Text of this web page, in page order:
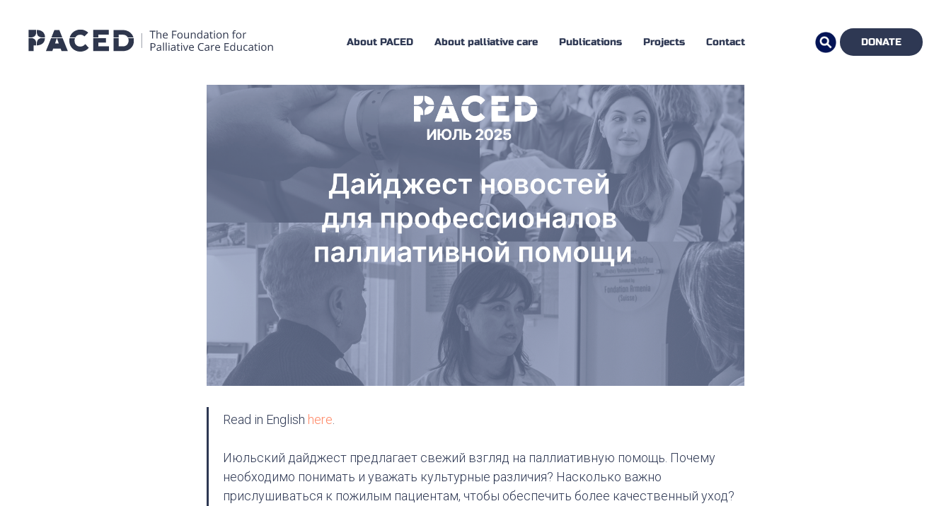
About PACED About palliative care Publications Projects Contact DONATE
Read in English here
Июльский дайджест предлагает свежий взгляд на паллиативную помощь. Почему
необходимо понимать и уважать культурные различия? Насколько важно
прислушиваться к пожилым пациентам, чтобы обеспечить более качественный уход?